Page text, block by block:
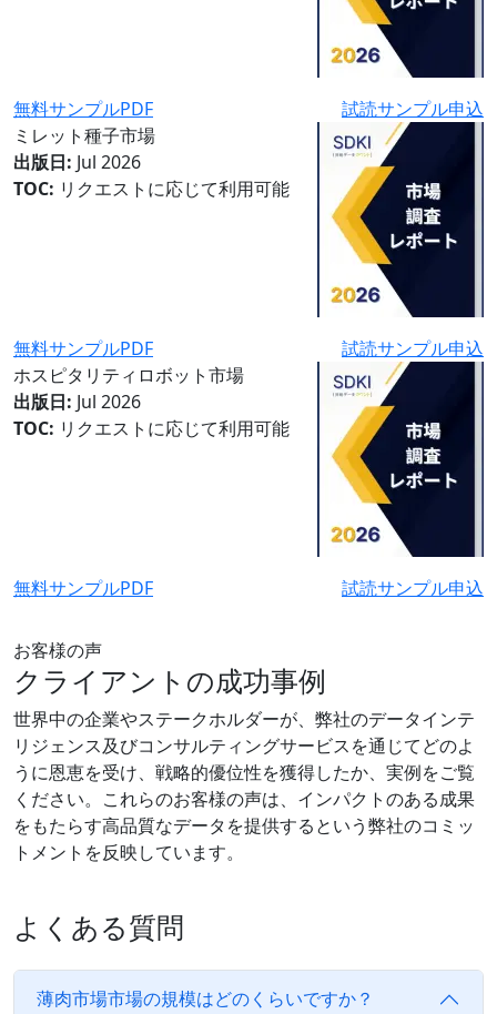
無料サンプルPDF
試読サンプル申込
ミレット種子市場
出版日: Jul 2026
TOC: リクエストに応じて利用可能
無料サンプルPDF
試読サンプル申込
ホスピタリティロボット市場
出版日: Jul 2026
TOC: リクエストに応じて利用可能
無料サンプルPDF 試読サンプル申込
お客様の声
クライアントの成功事例
世界中の企業やステークホルダーが、弊社のデータインテ
リジェンス及びコンサルティングサービスを通じてどのよ
うに恩恵を受け、戦略的優位性を獲得したか、実例をご覧
ください。これらのお客様の声は、インパクトのある成果
をもたらす高品質なデータを提供するという弊社のコミッ
トメントを反映しています。
よくある質問
薄肉市場市場の規模はどのくらいですか？